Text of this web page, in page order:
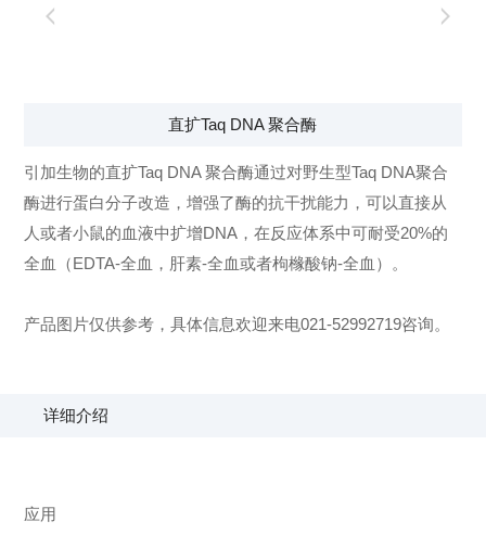
直扩Taq DNA 聚合酶
引加生物的直扩Taq DNA 聚合酶通过对野生型Taq DNA聚合
酶进行蛋白分子改造，增强了酶的抗干扰能力，可以直接从
人或者小鼠的血液中扩增DNA，在反应体系中可耐受20%的
全血（EDTA-全血，肝素-全血或者枸橼酸钠-全血）。
产品图片仅供参考，具体信息欢迎来电021-52992719咨询。
详细介绍
应用